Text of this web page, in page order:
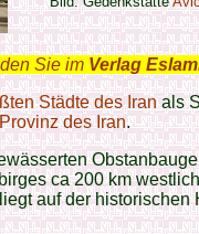
Sie im Verlag
Städte des Iranals
Provinz des Iran.
ca 200 km
auf der historischen